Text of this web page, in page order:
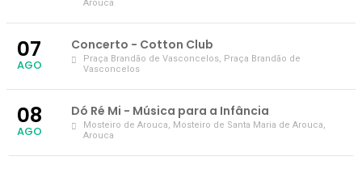
Arouca
07
AGO
Concerto - Cotton Club
Praça Brandão de Vasconcelos, Praça Brandão de
Vasconcelos
08
AGO
Dó Ré Mi - Música para a Infância
Mosteiro de Arouca, Mosteiro de Santa Maria de Arouca,
Arouca